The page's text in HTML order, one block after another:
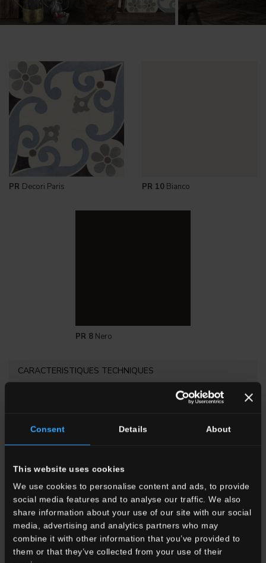
Consent Details About
This website uses cookies
We use cookies to personalise content and ads, to provide
social media features and to analyse our traffic. We also
share information about your use of our site with our social
media, advertising and analytics partners who may
combine it with other information that you’ve provided to
them or that they’ve collected from your use of their
PR Decori Paris PR 10 Bianco
PR 8 Nero
CARACTERISTIQUES TECHNIQUES
Gruppo Bla UNI EN 14411_G
MODERATE
8,5 mm
UNI EN ISO 10545.12: